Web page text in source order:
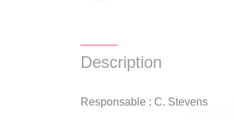
Description
Responsable : C. Stevens